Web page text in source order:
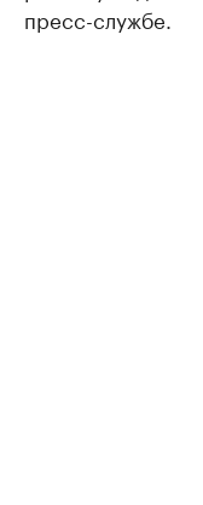
пресс-службе.